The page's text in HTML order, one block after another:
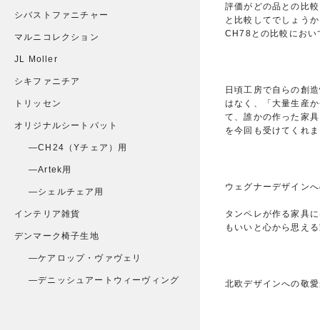
評価がどの品との比
と比較してでしょう
CH78との比較におい
日頃工房で自らの創
はなく、「大量生産
て、誰かの作った家
を今回も受けてくれ
ウェグナーデザイン
タンペレが作る家具
もいいと心から思え
北欧デザインへの敬
シバストファニチャー
マルニコレクション
JL Moller
シキファニチア
トリッセン
オリジナルシートパット
CH24（Yチェア）用
Artek用
シェルチェア用
インテリア雑貨
デンマーク椅子生地
ケアロップ・ヴァヴェリ
デニッシュアートウィーヴィング